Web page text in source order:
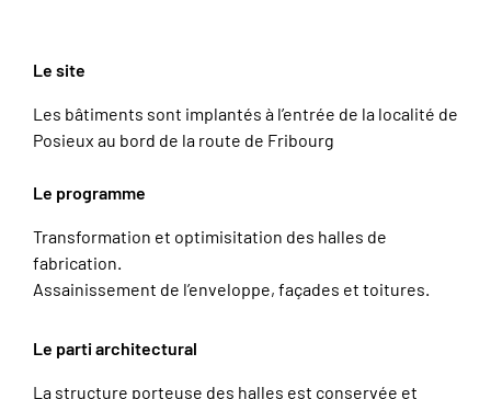
Le site
Les bâtiments sont implantés à l’entrée de la localité de
Posieux au bord de la route de Fribourg
Le programme
Transformation et optimisitation des halles de
fabrication.
Assainissement de l’enveloppe, façades et toitures.
Le parti architectural
La structure porteuse des halles est conservée et